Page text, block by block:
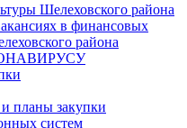
Шелеховского района
в финансовых
района
планы закупки
систем